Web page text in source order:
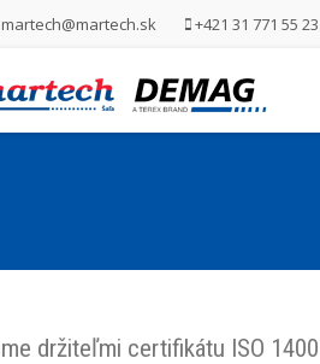
martech@martech.sk +421 31 771 55 23
držiteľmi certifikátu ISO